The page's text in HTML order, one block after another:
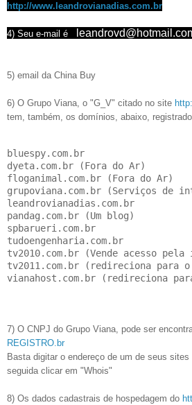
http://www.leandrovianadias.com.br
4) Seu e-mail é
5) email da China Buy
6) O Grupo Viana, o "G_V" citado no site
tem, também, os domínios, abaixo,
bluespy.com.br
dyeta.com.br (Fora do Ar)
floganimal.com.br (Fora do Ar)
grupoviana.com.br (Serviços de
leandrovianadias.com.br
pandag.com.br (Um blog)
spbarueri.com.br
tudoengenharia.com.br
tv2010.com.br (Vende acesso
tv2011.com.br (redireciona para o
vianahost.com.br (redireciona
7) O CNPJ do Grupo Viana, pode ser
REGISTRO.br
Basta digitar o endereço de um de seus
seguida clicar em "Whois"
8) Os dados cadastrais de hospedagem do